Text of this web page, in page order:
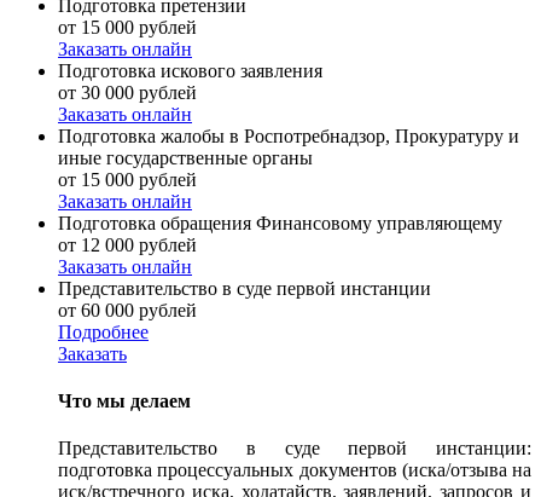
Подготовка претензии
от 15 000 рублей
Заказать онлайн
Подготовка искового заявления
от 30 000 рублей
Заказать онлайн
Подготовка жалобы в Роспотребнадзор, Прокуратуру и
иные государственные органы
от 15 000 рублей
Заказать онлайн
Подготовка обращения Финансовому управляющему
от 12 000 рублей
Заказать онлайн
Представительство в суде первой инстанции
от 60 000 рублей
Подробнее
Заказать
Что мы делаем
Представительство в суде первой инстанции:
подготовка процессуальных документов (иска/отзыва на
иск/встречного иска, ходатайств, заявлений, запросов и